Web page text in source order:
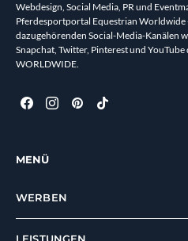
Webdesign, Social Media, PR und
Pferdesportportal Equestrian Worldwide
dazugehörenden Social-Media-Kanälen
Snapchat, Twitter, Pinterest und
WORLDWIDE.
MENÜ
WERBEN